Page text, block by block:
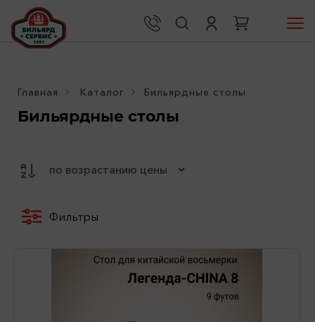
Главная Каталог Бильярдные столы
Бильярдные столы
Фильтры